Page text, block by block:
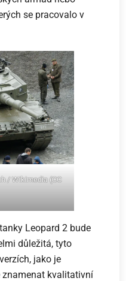
se pracovalo v
/ Wikimedia (CC
tanky Leopard 2 bude
důležitá, tyto
jako je
znamenat kvalitativní